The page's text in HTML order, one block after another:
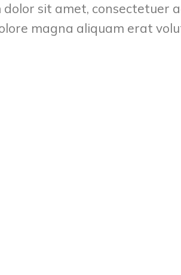
sit amet, consectetuer
magna aliquam erat